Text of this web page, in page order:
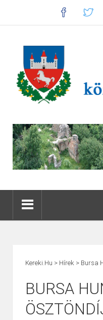
Kereki.hu > Hírek > Bursa
BURSA